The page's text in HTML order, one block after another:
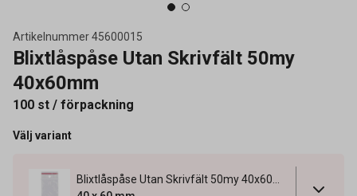
Artikelnummer45600015
Blixtlåspåse Utan Skrivfält 50my
40x60mm
100 st / förpackning
Välj variant